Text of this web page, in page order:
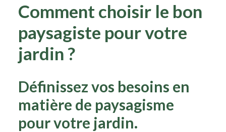
Comment choisir le bon
paysagiste pour votre
jardin ?
Définissez vos besoins en
matière de paysagisme
pour votre jardin.